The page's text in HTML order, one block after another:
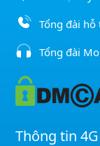
Tổng đài
Tổng đài
Thông tin 4G